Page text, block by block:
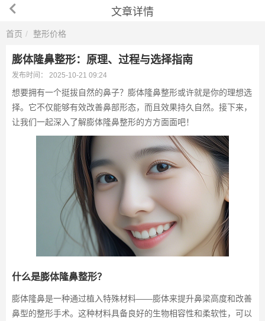
文章详情
首页 整形价格
膨体隆鼻整形：原理、过程与选择指南
发布时间： 2025-10-21 09:24
想要拥有一个挺拔自然的鼻子？膨体隆鼻整形或许就是你的理想选
择。它不仅能够有效改善鼻部形态，而且效果持久自然。接下来，
让我们一起深入了解膨体隆鼻整形的方方面面吧！
什么是膨体隆鼻整形？
膨体隆鼻是一种通过植入特殊材料——膨体来提升鼻梁高度和改善
鼻型的整形手术。这种材料具备良好的生物相容性和柔软性，可以